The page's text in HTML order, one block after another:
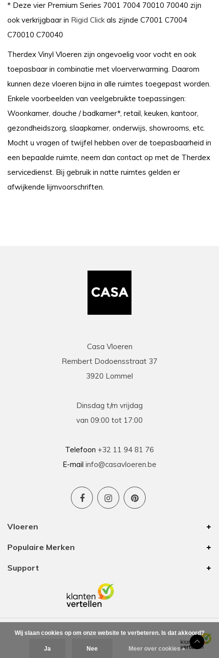
* Deze vier Premium Series 7001 7004 70010 70040 zijn
ook verkrijgbaar in Rigid Clickals zijnde C7001 C7004
C70010 C70040
Therdex Vinyl Vloeren zijn ongevoelig voor vocht en ook
toepasbaar in combinatie met vloerverwarming. Daarom
kunnen deze vloeren bijna in alle ruimtes toegepast worden.
Enkele voorbeelden van veelgebruikte toepassingen:
Woonkamer, douche / badkamer*, retail, keuken, kantoor,
gezondheidszorg, slaapkamer, onderwijs, showrooms, etc.
Mocht u vragen of twijfel hebben over de toepasbaarheid in
een bepaalde ruimte, neem dan contact op met de Therdex
servicedienst. Bij gebruik in natte ruimtes gelden er
afwijkende lijmvoorschriften.
Casa Vloeren
Rembert Dodoensstraat 37
3920 Lommel
Dinsdag t/m vrijdag
van 09:00 tot 17:00
Telefoon +32 11 94 81 76
E-mail info@casavloeren.be
Vloeren
Populaire Merken
Support
Wij slaan cookies op om onze website te verbeteren. Is dat akkoord?
Ja Nee Meer over cookies »